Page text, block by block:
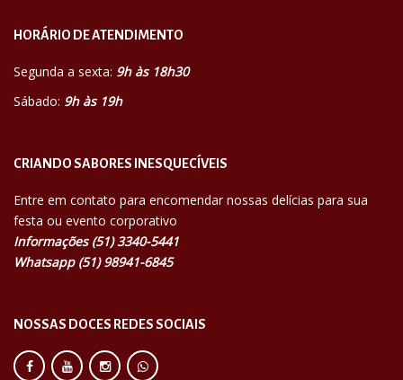
HORÁRIO DE ATENDIMENTO
Segunda a sexta: 9h às 18h30
Sábado: 9h às 19h
CRIANDO SABORES INESQUECÍVEIS
Entre em contato para encomendar nossas delícias para sua
festa ou evento corporativo
Informações (51) 3340-5441
Whatsapp (51) 98941-6845
NOSSAS DOCES REDES SOCIAIS